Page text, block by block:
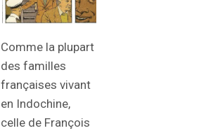
Comme la plupart
des familles
françaises vivant
en Indochine,
celle de François